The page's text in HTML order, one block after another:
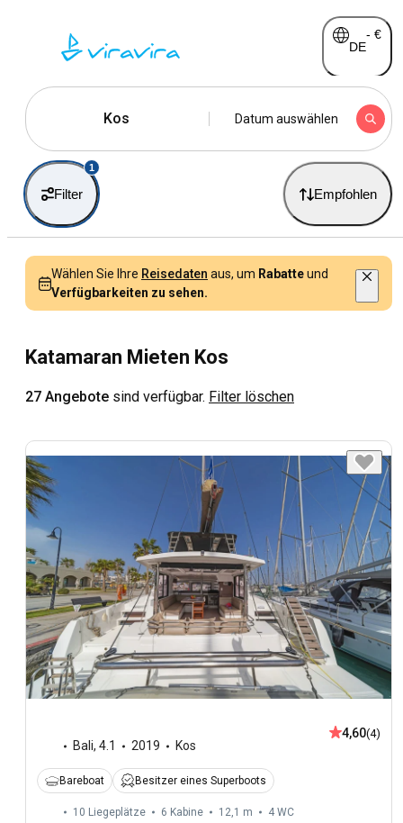
DE
- €
Kos Datum auswählen
Filter
1
Empfohlen
Wählen Sie Ihre Reisedaten aus, um Rabatteund
Verfügbarkeiten zu sehen.
Katamaran Mieten Kos
27 Angebote sind verfügbar. Filter löschen
Bali, 4.1 2019 Kos
4,60(4)
Bareboat Besitzer eines Superboots
10 Liegeplätze 6 Kabine 12,1 m 4 WC